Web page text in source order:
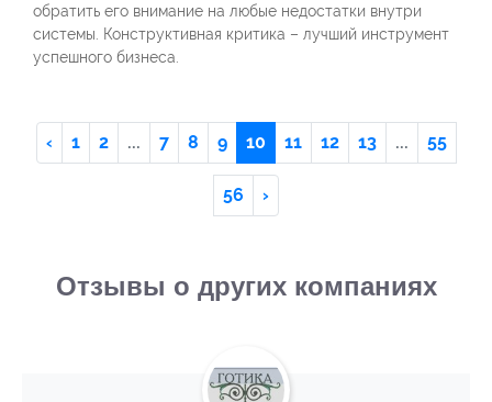
обратить его внимание на любые недостатки внутри
системы. Конструктивная критика – лучший инструмент
успешного бизнеса.
‹ 1 2 ... 7 8 9 10 11 12 13 ... 55
56 ›
Отзывы о других компаниях